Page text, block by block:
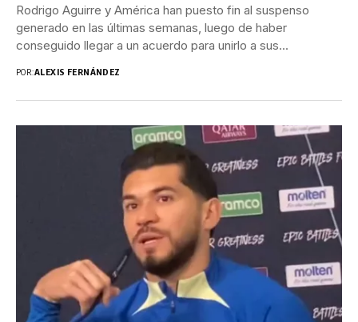
Rodrigo Aguirre y América han puesto fin al suspenso
generado en las últimas semanas, luego de haber
conseguido llegar a un acuerdo para unirlo a sus...
POR:ALEXIS FERNÁNDEZ